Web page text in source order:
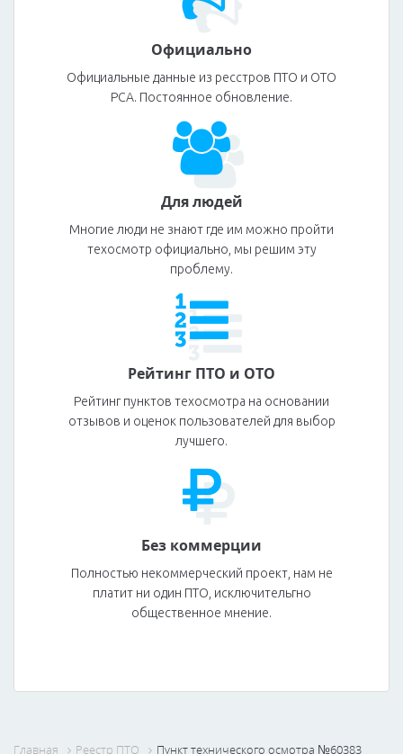
Официально
Официальные данные из ресстров ПТО и ОТО
РСА. Постоянное обновление.
Для людей
Многие люди не знают где им можно пройти
техосмотр официально, мы решим эту
проблему.
Рейтинг ПТО и ОТО
Рейтинг пунктов техосмотра на основании
отзывов и оценок пользователей для выбор
лучшего.
Без коммерции
Полностью некоммерческий проект, нам не
платит ни один ПТО, исключительгно
общественное мнение.
Главная Реестр ПТО Пункт технического осмотра №60383